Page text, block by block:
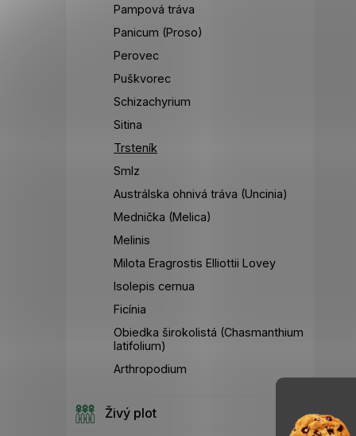
Pampová tráva
Panicum (Proso)
Perovec
Puškvorec
Schizachyrium
Sitina
Trsteník
Smlz
Austrálska ohnivá tráva (Uncinia)
Mednička (Melica)
Melinis
Milota Eragrostis Elliottii Lovey
Isolepis cernua
Ficínia
Obiedka širokolistá (Chasmanthium
latifolium)
Arthropodium
Živý plot